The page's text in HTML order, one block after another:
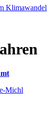
Klimawandel
Michl